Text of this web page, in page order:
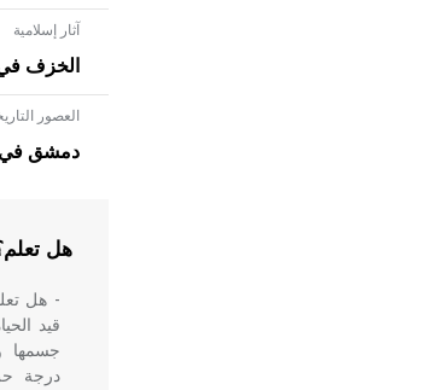
آثار إسلامية
الخزف
العصور
دمشق في
هل
- هل
في
- هل
جسمها
درجة